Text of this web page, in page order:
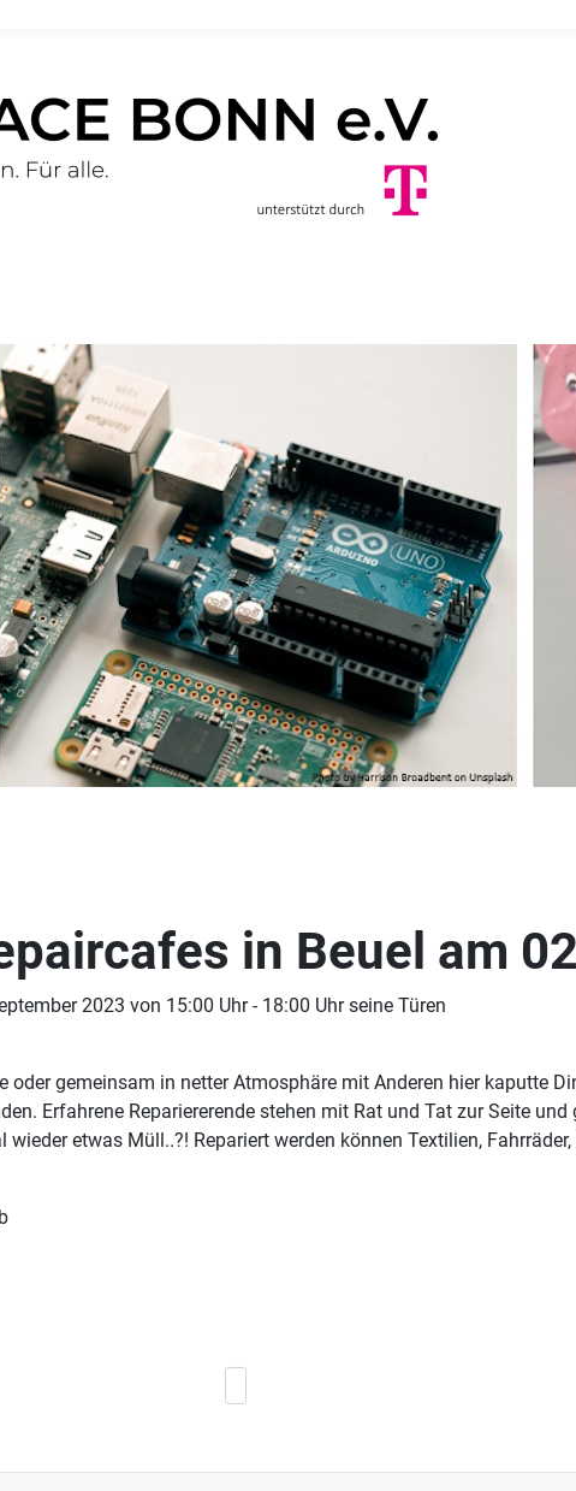
in Beuel am
2023 von 15:00 Uhr - 18:00 Uhr seine Türen
gemeinsam in netter Atmosphäre mit Anderen hier kaputte
Erfahrene Repariererende stehen mit Rat und Tat zur Seite
etwas Müll..?! Repariert werden können Textilien,